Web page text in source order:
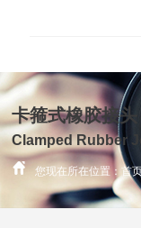
卡箍式橡胶接头
Clamped Rubber
您现在所在位置：首